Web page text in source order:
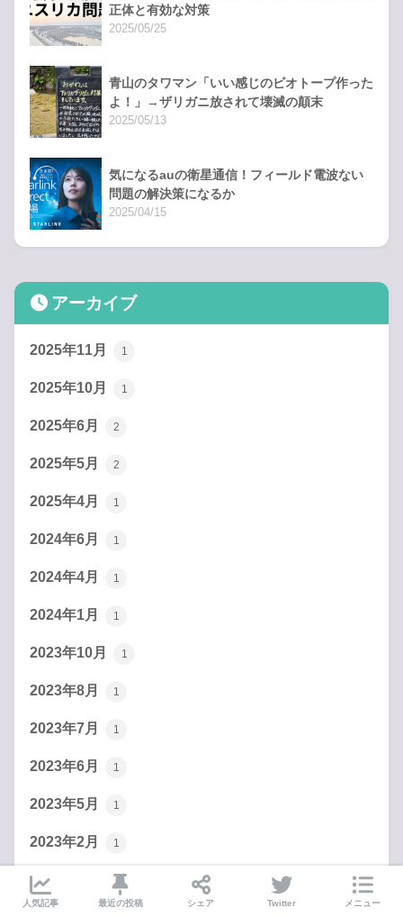
正体と有効な対策
2025/05/25
青山のタワマン「いい感じのビオトープ作った
よ！」→ザリガニ放されて壊滅の顛末
2025/05/13
気になるauの衛星通信！フィールド電波ない
問題の解決策になるか
2025/04/15
アーカイブ
2025年11月 1
2025年10月 1
2025年6月 2
2025年5月 2
2025年4月 1
2024年6月 1
2024年4月 1
2024年1月 1
2023年10月 1
2023年8月 1
2023年7月 1
2023年6月 1
2023年5月 1
2023年2月 1
2022年12月 5
人気記事 最近の投稿 シェア Twitter メニュー